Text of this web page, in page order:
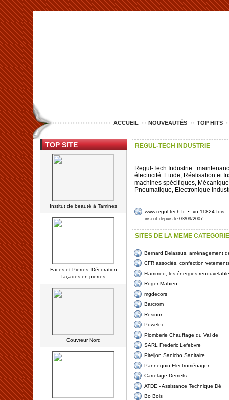
<img src="http://www.lille-entreprise.com/images/anim.jpg"
ACCUEIL NOUVEAUTÉS TOP HITS
TOP SITE
Institut de beauté à Tamines
Faces et Pierres: Décoration
façades en pierres
Couvreur Nord
REGUL-TECH INDUSTRIE
Regul-Tech Industrie :
électricité. Etude, Réalisation et
machines spécifiques,
Pneumatique, Electronique
www.regul-tech.fr • vu 11824 fois
inscrit depuis le 03/09/2007
SITES DE LA MEME CATEGORIE
Bernard Delassus, aménagement
CFR associés, confection
Flammeo, les énergies
Roger Mahieu
mgdecors
Barcrom
Resinor
Powelec
Plomberie Chauffage du Val de
SARL Frederic Lefebvre
Piteljon Sanicho Sanitaire
Pannequin Electroménager
Carrelage Demets
ATDE - Assistance Technique Dé
Bo Bois